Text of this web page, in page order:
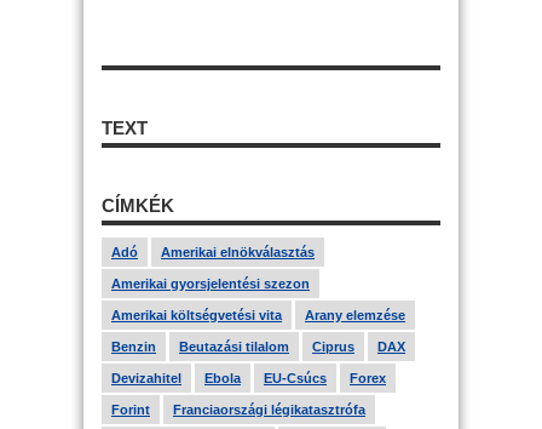
TEXT
CÍMKÉK
Adó Amerikai elnökválasztás
Amerikai gyorsjelentési szezon
Amerikai költségvetési vita Arany elemzése
Benzin Beutazási tilalom Ciprus DAX
Devizahitel Ebola EU-Csúcs Forex
Forint Franciaországi légikatasztrófa